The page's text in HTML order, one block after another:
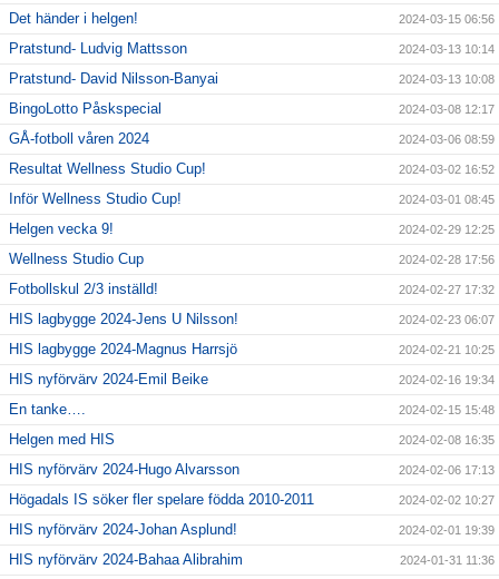
Det händer i helgen! 2024-03-15 06:56
Pratstund- Ludvig Mattsson 2024-03-13 10:14
Pratstund- David Nilsson-Banyai 2024-03-13 10:08
BingoLotto Påskspecial 2024-03-08 12:17
GÅ-fotboll våren 2024 2024-03-06 08:59
Resultat Wellness Studio Cup! 2024-03-02 16:52
Inför Wellness Studio Cup! 2024-03-01 08:45
Helgen vecka 9! 2024-02-29 12:25
Wellness Studio Cup 2024-02-28 17:56
Fotbollskul 2/3 inställd! 2024-02-27 17:32
HIS lagbygge 2024-Jens U Nilsson! 2024-02-23 06:07
HIS lagbygge 2024-Magnus Harrsjö 2024-02-21 10:25
HIS nyförvärv 2024-Emil Beike 2024-02-16 19:34
En tanke…. 2024-02-15 15:48
Helgen med HIS 2024-02-08 16:35
HIS nyförvärv 2024-Hugo Alvarsson 2024-02-06 17:13
Högadals IS söker fler spelare födda 2010-2011 2024-02-02 10:27
HIS nyförvärv 2024-Johan Asplund! 2024-02-01 19:39
HIS nyförvärv 2024-Bahaa Alibrahim 2024-01-31 11:36